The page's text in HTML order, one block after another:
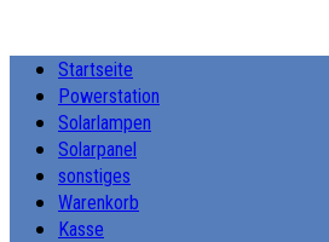
Startseite
Powerstation
Solarlampen
Solarpanel
sonstiges
Warenkorb
Kasse